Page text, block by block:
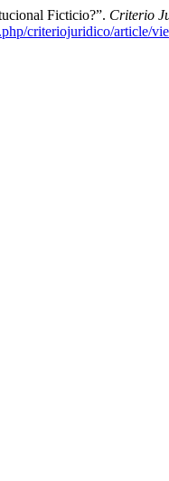
Ficticio?”. Criterio
criteriojuridico/article/